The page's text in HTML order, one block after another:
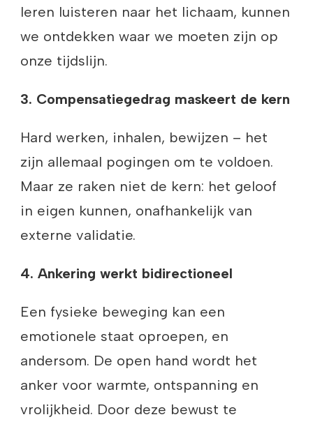
leren luisteren naar het lichaam, kunnen
we ontdekken waar we moeten zijn op
onze tijdslijn.
3. Compensatiegedrag maskeert de kern
Hard werken, inhalen, bewijzen – het
zijn allemaal pogingen om te voldoen.
Maar ze raken niet de kern: het geloof
in eigen kunnen, onafhankelijk van
externe validatie.
4. Ankering werkt bidirectioneel
Een fysieke beweging kan een
emotionele staat oproepen, en
andersom. De open hand wordt het
anker voor warmte, ontspanning en
vrolijkheid. Door deze bewust te